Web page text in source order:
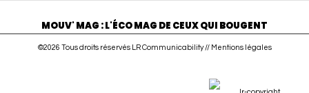
MOUV' MAG : L'ÉCO MAG DE CEUX QUI BOUGENT
©2026 Tous droits réservés LR Communicability // Mentions légales